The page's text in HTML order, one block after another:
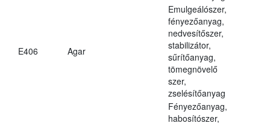
E406 Agar
Emulgeálószer,
fényezőanyag,
nedvesítőszer,
stabilizátor,
sűrítőanyag,
tömegnövelő
szer,
zselésítőanyag
Fényezőanyag,
habosítószer,